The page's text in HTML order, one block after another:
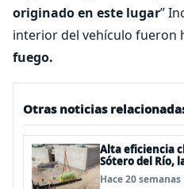
originado en este lugar”
interior del vehículo fueron
fuego.
Otras noticias
Alta eficiencia
Sótero del Río,
de Chile
Hace 20 semanas